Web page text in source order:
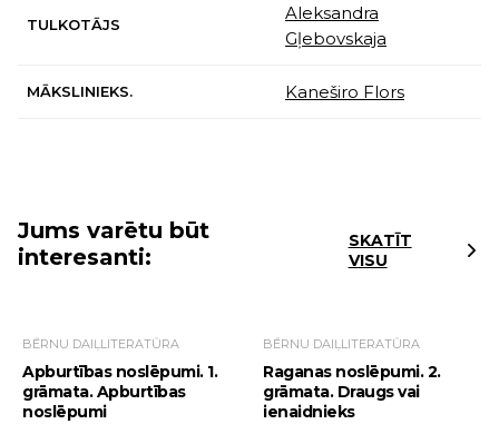
TULKOTĀJS
Aleksandra
Gļebovskaja
MĀKSLINIEKS. Kaneširo Flors
Jums varētu būt
interesanti:
SKATĪT
VISU
BĒRNU DAIĻLITERATŪRA
Apburtības noslēpumi. 1.
grāmata. Apburtības
noslēpumi
BĒRNU DAIĻLITERATŪRA
Raganas noslēpumi. 2.
grāmata. Draugs vai
ienaidnieks